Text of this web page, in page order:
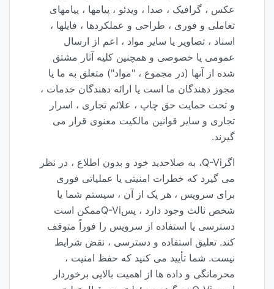
عکس ، گرافیک ، صدا ، ویدئو ، پیامها ، پیامهای
تعاملی و فوری ، طراحی و عملکردها ، فایلها ،
اسناد ، تصاویر یا سایر مواد ، اعم از ارسال
عمومی یا خصوصی و همچنین کلیه آثار مشتق
شده از آنها (در مجموع ، "مواد") متعلق به ما یا
مجوز دهندگان ما است یا ارائه دهندگان خدمات ،
و تحت حمایت حق چاپ ، علائم تجاری ، اسرار
تجاری و سایر قوانین مالکیت معنوی قرار می
گیرند.
اگرQ-Vi، به صلاحدید خود و بدون اطلاع ، در نظر
می گیرد که خطرات امنیتی یا عملیاتی فوری
برای سرویس ، هر یک از آن ، سیستم شما یا
شخص ثالث وجود دارد ، پسQ-Viممکن است
دسترسی یا استفاده از سرویس را فوراً متوقف
کند. تعلیق استفاده و دسترسی ، نقض شرایط
نیست. شما تأیید می کنید که حفظ امنیت ،
محرمانگی و داده ها از اهمیت بالایی برخوردار